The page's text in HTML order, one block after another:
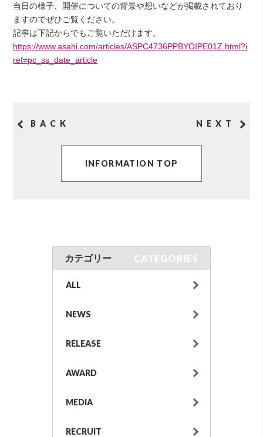
当日の様子、開催についての背景や想いなどが掲載されており
ますのでぜひご覧ください。
記事は下記からでもご覧いただけます。
https://www.asahi.com/articles/ASPC4736PPBYOIPE01Z.html?i
ref=pc_ss_date_article
BACK NEXT
INFORMATION TOP
カテゴリー CATEGORIES
ALL
NEWS
RELEASE
AWARD
MEDIA
RECRUIT